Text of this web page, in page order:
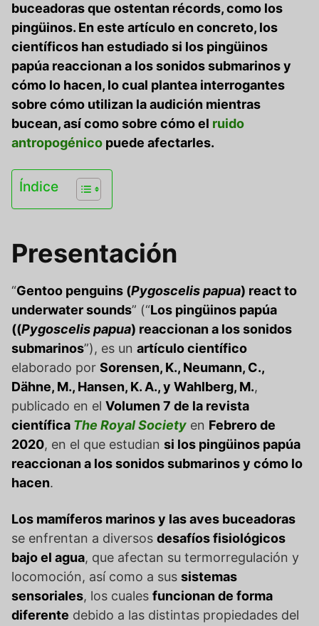
buceadoras que ostentan récords, como los
pingüinos. En este artículo en concreto, los
científicos han estudiado si los pingüinos
papúa reaccionan a los sonidos submarinos y
cómo lo hacen, lo cual plantea interrogantes
sobre cómo utilizan la audición mientras
bucean, así como sobre cómo el ruido
antropogénico puede afectarles.
Índice
Presentación
“Gentoo penguins (Pygoscelis papua) react to
underwater sounds” (“Los pingüinos papúa
((Pygoscelis papua) reaccionan a los sonidos
submarinos”), es un artículo científico
elaborado por Sorensen, K., Neumann, C.,
Dähne, M., Hansen, K. A., y Wahlberg, M.,
publicado en el Volumen 7 de la revista
científica The Royal Society en Febrero de
2020, en el que estudian si los pingüinos papúa
reaccionan a los sonidos submarinos y cómo lo
hacen.
Los mamíferos marinos y las aves buceadoras
se enfrentan a diversos desafíos fisiológicos
bajo el agua, que afectan su termorregulación y
locomoción, así como a sus sistemas
sensoriales, los cuales funcionan de forma
diferente debido a las distintas propiedades del